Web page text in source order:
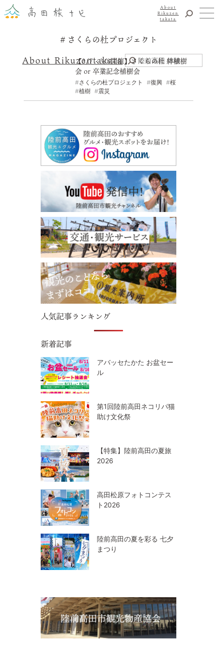
About Rikuzentakata
さくらの杜プロジェクト
【3/7・3/8開催】さくらの杜 絆植樹
会 or 卒業記念植樹会
さくらの杜プロジェクト 復興
桜
植樹
震災
人気記事ランキング
新着記事
アバッセたかた お盆セー
ル
第1回陸前高田ネコリパ猫
助け文化祭
【特集】陸前高田の夏旅
2026
高田松原フォトコンテス
ト2026
陸前高田の夏を彩る 七夕
まつり
About
Rikuzen
takata
観光
震災復興
食事・グルメ
アクセス
お知らせ
YouTubeチャンネル
交通・観光サービス
観光のことならまずはココ！
陸前高田市観光物産協会
お問い合わせ
© 2022 一般社団法人 陸前高田市観光物産協会 All Rights Reserved.
Designed byKESENNUMA DESIGN